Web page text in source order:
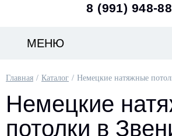
8 (991) 948-
МЕНЮ
Главная Каталог Немецкие натяжные
Немецкие
потолки в